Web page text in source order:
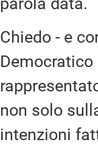
Chiedo - e
non solo
intenzioni